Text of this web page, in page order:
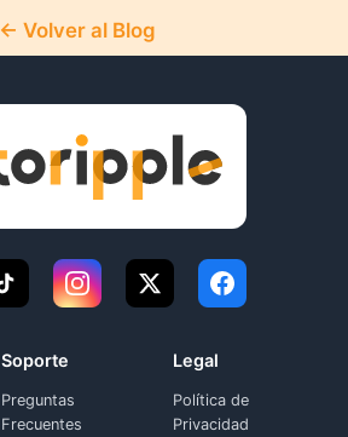
← Volver al Blog
Soporte
Preguntas
Frecuentes
Legal
Política de
Privacidad